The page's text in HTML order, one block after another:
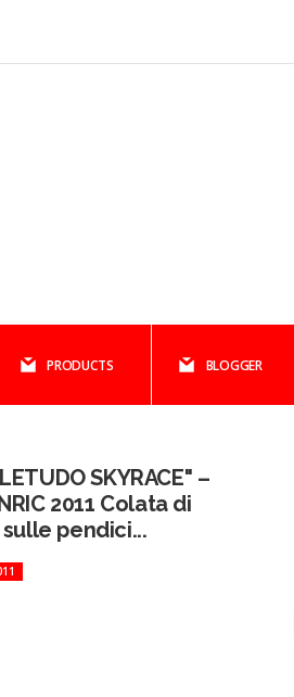
PRODUCTS BLOGGER
SKYRACE" –
2011 Colata di
pendici...